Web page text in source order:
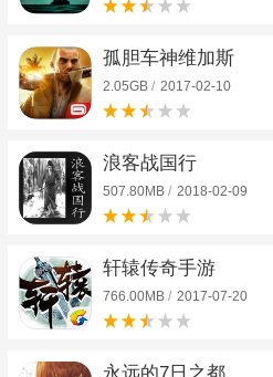
孤胆车神维加斯
2.05GB / 2017-02-10
浪客战国行
507.80MB / 2018-02-09
轩辕传奇手游
766.00MB / 2017-07-20